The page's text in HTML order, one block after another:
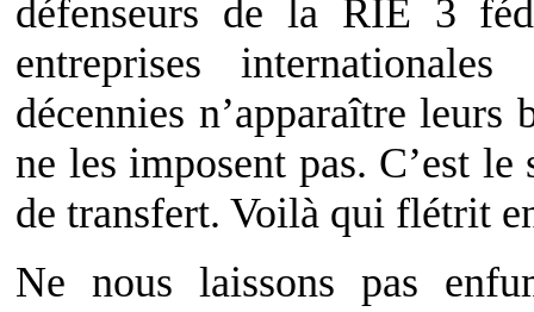
défenseurs de la RIE 3
entreprises
décennies n’apparaître leurs
ne les imposent pas. C’est
de transfert. Voilà qui flétrit
Ne nous laissons pas